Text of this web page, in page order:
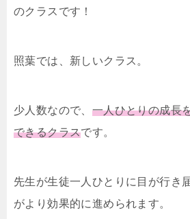
のクラスです！
照葉では、新しいクラス。
少人数なので、 一人ひとりの成長
できるクラスです。
先生が生徒一人ひとりに目が行き
がより効果的に進められます。